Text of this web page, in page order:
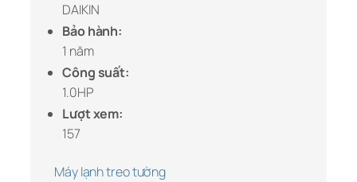
DAIKIN
Bảo hành:
1 năm
Công suất:
1.0HP
Lượt xem:
157
Máy lạnh treo tường